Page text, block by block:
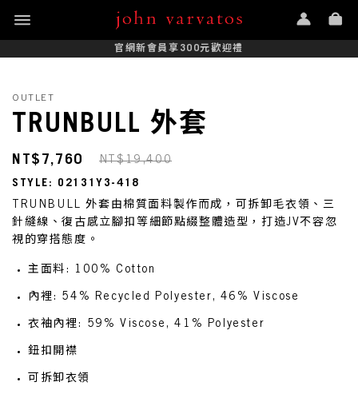
官網新會員享300元歡迎禮
OUTLET
TRUNBULL 外套
STYLE: O2131Y3-418
TRUNBULL 外套由棉質面料製作而成，可拆卸毛衣領、三
針縫線、復古感立腳扣等細節點綴整體造型，打造JV不容忽
視的穿搭態度。
主面料: 100% Cotton
內裡: 54% Recycled Polyester, 46% Viscose
衣袖內裡: 59% Viscose, 41% Polyester
鈕扣開襟
可拆卸衣領
NT$7,760 NT$19,400